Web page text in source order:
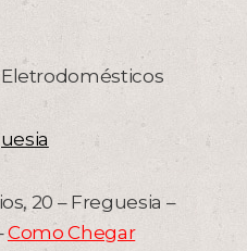
20 – Freguesia –
Como Chegar